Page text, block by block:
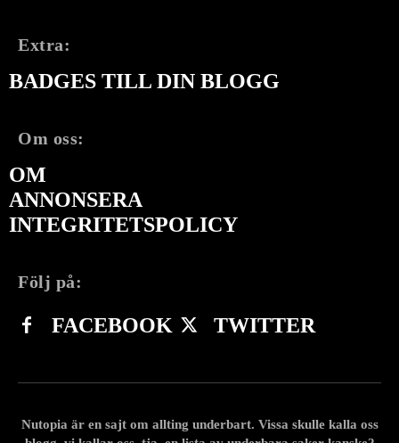
Extra:
BADGES TILL DIN BLOGG
Om oss:
OM
ANNONSERA
INTEGRITETSPOLICY
Följ på:
FACEBOOK TWITTER
Nutopia är en sajt om allting underbart. Vissa skulle kalla oss